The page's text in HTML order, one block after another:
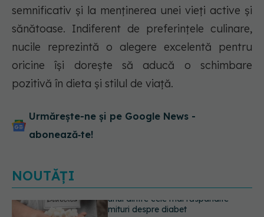
semnificativ și la menținerea unei vieți active și
sănătoase. Indiferent de preferințele culinare,
nucile reprezintă o alegere excelentă pentru
oricine își dorește să aducă o schimbare
pozitivă în dieta și stilul de viață.
Urmărește-ne și pe Google News -
abonează‑te!
NOUTĂȚI